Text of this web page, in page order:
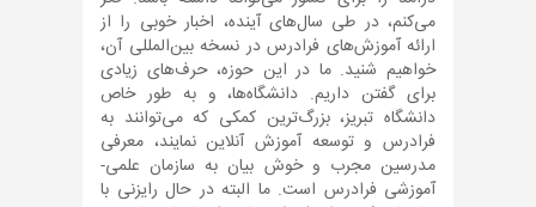
می‌کنم، در طی سال‌های آینده، اخبار خوبی را از
ارائه آموزش‌های فرادرس در نسخه بین‌المللی آن،
خواهیم شنید. ما در این حوزه، حرف‌های زیادی
برای گفتن داریم. دانشگاه‌ها، و به طور خاص
دانشگاه تبریز، بزرگ‌ترین کمکی که می‌توانند به
فرادرس و توسعه آموزش آنلاین نمایند، معرفی
مدرسین مجرب و خوش بیان به سازمان علمی-
آموزشی فرادرس است. ما البته در حال رایزنی با